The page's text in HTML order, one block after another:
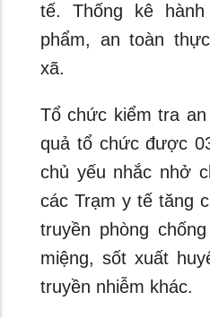
tế. Thống kê
phẩm, an toàn
xã.
Tổ chức kiểm tra
quả tổ chức được
chủ yếu nhắc nhở
các Trạm y tế tăng
truyền phòng
miệng, sốt xuất
truyền nhiễm khác.